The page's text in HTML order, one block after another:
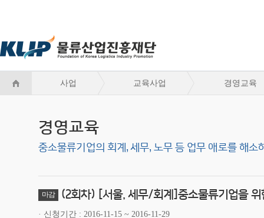
사업 교육사업 경영교육
경영교육
중소물류기업의 회계, 세무, 노무 등 업무 애로를 해
마감 (2회차) [서울, 세무/회계]중소물류기업을 위
신청기간
2016-11-15 ~ 2016-11-29